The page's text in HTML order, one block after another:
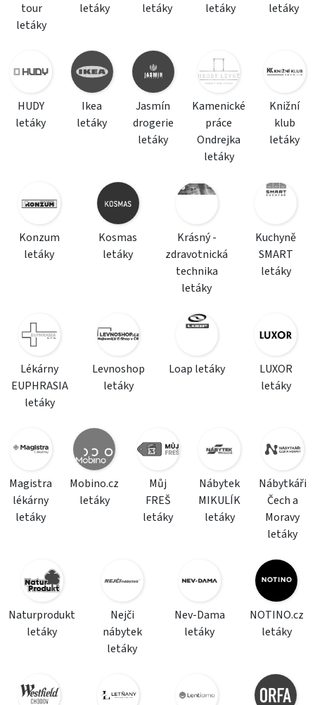
tour
letáky
letáky
letáky
letáky
letáky
HUDY
letáky
Ikea
letáky
Jasmín
drogerie
letáky
Kamenické
práce
Ondrejka
letáky
Knižní
klub
letáky
Konzum
letáky
Kosmas
letáky
Krásný -
zdravotnická
technika
letáky
Kuchyně
SMART
letáky
Lékárny
EUPHRASIA
letáky
Levnoshop
letáky
Loap letáky
LUXOR
letáky
Magistra
lékárny
letáky
Mobino.cz
letáky
Můj
FREŠ
letáky
Nábytek
MIKULÍK
letáky
Nábytkáři
Čech a
Moravy
letáky
Naturprodukt
letáky
Nejči
nábytek
letáky
Nev-Dama
letáky
NOTINO.cz
letáky